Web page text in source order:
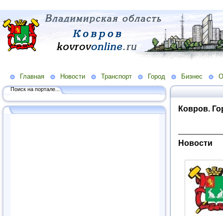
Главная Новости Транспорт Город Бизнес
Поиск на портале...
Ковров.
Новости